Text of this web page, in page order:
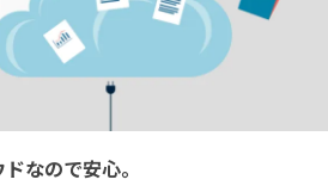
なので安心。